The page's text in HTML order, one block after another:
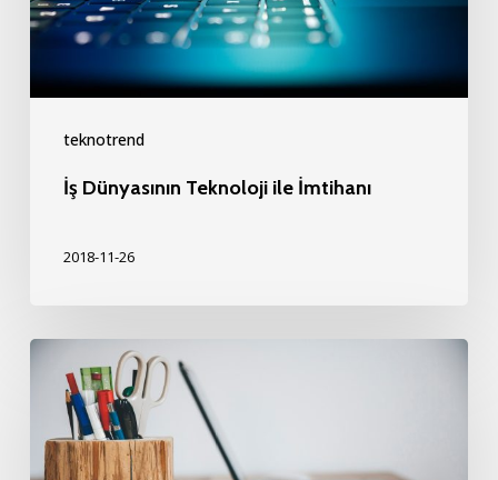
teknotrend
İş Dünyasının Teknoloji ile İmtihanı
2018-11-26
Teknoloji
Ekiplerinize
Nasıl
İlham